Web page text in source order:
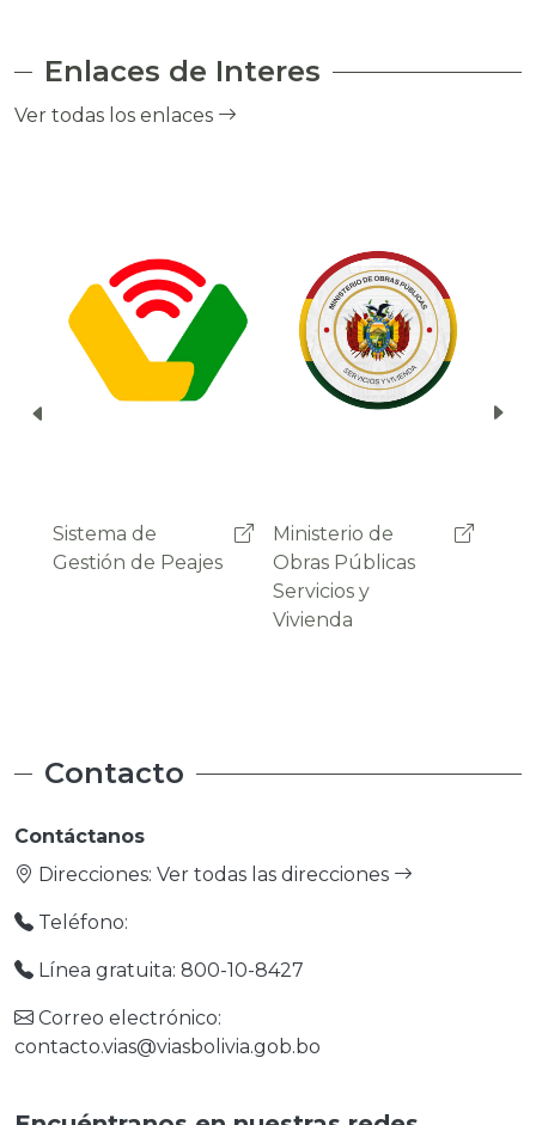
el cobro de peaje a través del debito
usuario.
Enlaces de Interes
Ver todas los enlaces
Ministerio de
Obras Públicas
Administradora
Boliviana de
Carreteras
Contacto
Contáctanos
Direcciones: Ver todas las direcciones
Teléfono:
Línea gratuita: 800-10-8427
Correo electrónico:
contacto.vias@viasbolivia.gob.bo